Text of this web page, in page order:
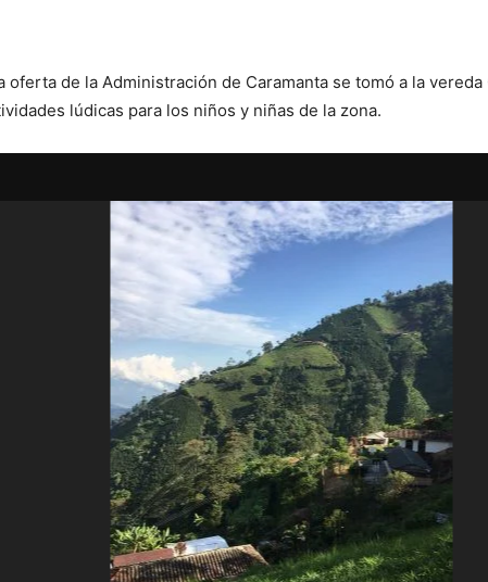
oferta de la Administración de Caramanta se tomó a la
lúdicas para los niños y niñas de la zona.